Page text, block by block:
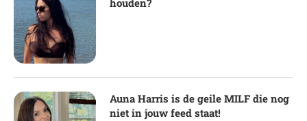
houden?
Auna Harris is de geile MILF die nog
niet in jouw feed staat!